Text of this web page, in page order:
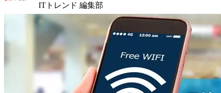
ITトレンド 編集部